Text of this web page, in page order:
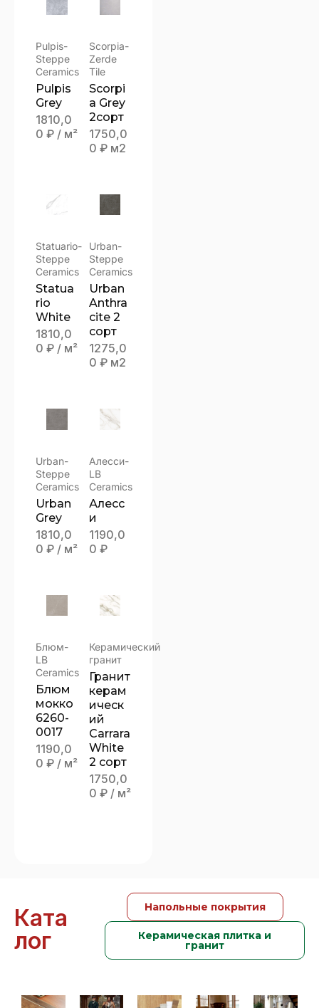
Pulpis-
Steppe
Ceramics
Pulpis
Grey
1810,0
0 ₽ / м²
Scorpia-
Zerde
Tile
Scorpi
a Grey
2сорт
1750,0
0 ₽ м2
Statuario-
Steppe
Ceramics
Statua
rio
White
1810,0
0 ₽ / м²
Urban-
Steppe
Ceramics
Urban
Anthra
cite 2
сорт
1275,0
0 ₽ м2
Urban-
Steppe
Ceramics
Urban
Grey
1810,0
0 ₽ / м²
Алесси-
LB
Ceramics
Алесс
и
1190,0
0 ₽
Блюм-
LB
Ceramics
Блюм
мокко
6260-
0017
1190,0
0 ₽ / м²
Керамический
гранит
Гранит
керам
ическ
ий
Carrara
White
2 сорт
1750,0
0 ₽ / м²
Ката
лог
Напольные покрытия
Керамическая плитка и
гранит